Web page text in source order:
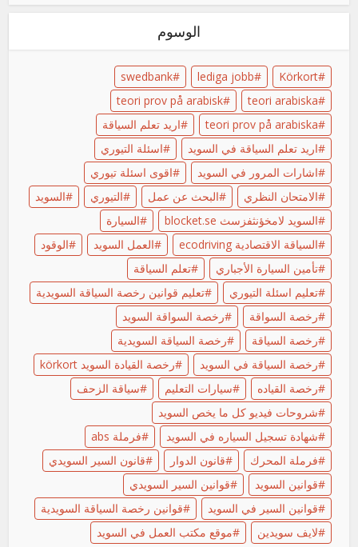
الوسوم
Körkort
lediga jobb
swedbank
teori arabiska
teori prov på arabisk
teori prov på arabiska
اريد تعلم السياقة
اريد تعلم السياقة في السويد
اسئلة التيوري
اشارات المرور في السويد
اقوى اسئلة تيوري
الامتحان النظري
البحث عن عمل التيوري
السويد
السويد لامخؤنثفزسث blocket.se
السيارة
السياقة الاقتصادية ecodriving
العمل السويد
الوقود
تأمين السيارة الأجباري
تعلم السياقة
تعليم اسئلة التيوري
تعليم قوانين رخصة السياقة السويدية
رخصة السواقة
رخصة السواقة السويد
رخصة السياقة
رخصة السياقة السويدية
رخصة السياقة في السويد
رخصة القيادة السويد körkort
رخصة القياده
سيارات التعليم
سياقة الزحف
شروحات فيديو كل ما يخص السويد
شهادة تسجيل السياره في السويد
فرملة abs
فرملة المحرك
قانون الدوار
قانون السير السويدي
قوانين السويد
قوانين السير السويدي
قوانين السير في السويد
قوانين رخصة السياقة السويدية
لايف سويدين
موقع مكتب العمل في السويد